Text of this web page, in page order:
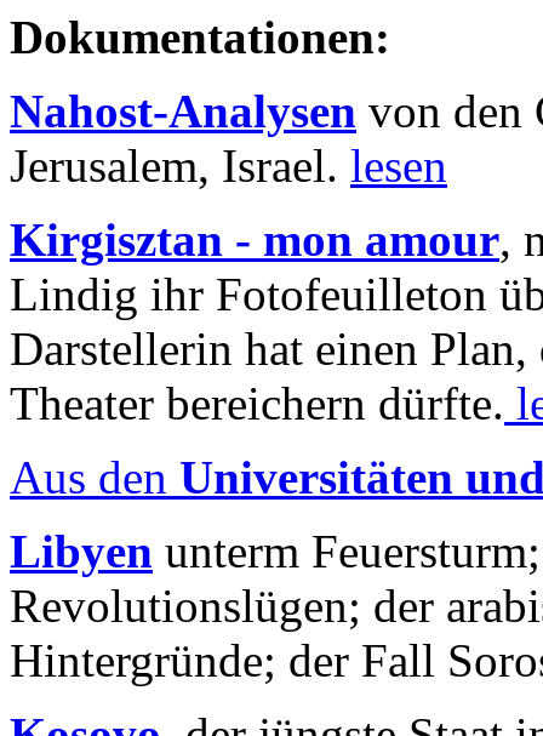
Dokumentationen:
Nahost-Analysen von den
Jerusalem, Israel. lesen
Kirgisztan - mon amour,
Lindig ihr Fotofeuilleton
Darstellerin hat einen Plan,
Theater bereichern dürfte.
Aus den Universitäten
Libyen unterm
Revolutionslügen; der
Hintergründe; der Fall